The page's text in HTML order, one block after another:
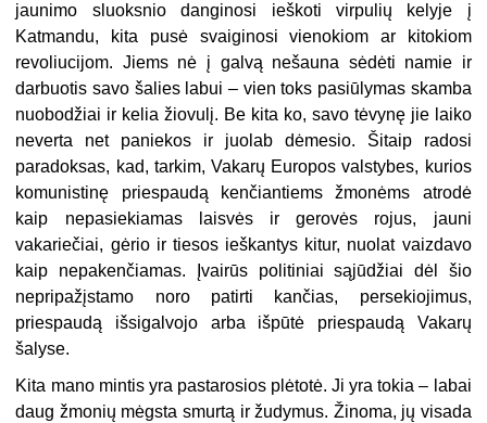
jaunimo sluoksnio danginosi ieškoti virpulių kelyje į
Katmandu, kita pusė svaiginosi vienokiom ar kitokiom
revoliucijom. Jiems nė į galvą nešauna sėdėti namie ir
darbuotis savo šalies labui – vien toks pasiūlymas skamba
nuobodžiai ir kelia žiovulį. Be kita ko, savo tėvynę jie laiko
neverta net paniekos ir juolab dėmesio. Šitaip radosi
paradoksas, kad, tarkim, Vakarų Europos valstybes, kurios
komunistinę priespaudą kenčiantiems žmonėms atrodė
kaip nepasiekiamas laisvės ir gerovės rojus, jauni
vakariečiai, gėrio ir tiesos ieškantys kitur, nuolat vaizdavo
kaip nepakenčiamas. Įvairūs politiniai sąjūdžiai dėl šio
nepripažįstamo noro patirti kančias, persekiojimus,
priespaudą išsigalvojo arba išpūtė priespaudą Vakarų
šalyse.
Kita mano mintis yra pastarosios plėtotė. Ji yra tokia – labai
daug žmonių mėgsta smurtą ir žudymus. Žinoma, jų visada